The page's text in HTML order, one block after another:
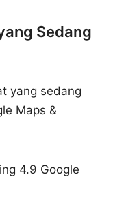
Sedang
yang sedang
Maps &
4.9 Google